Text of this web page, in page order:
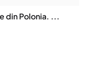
din Polonia. ...